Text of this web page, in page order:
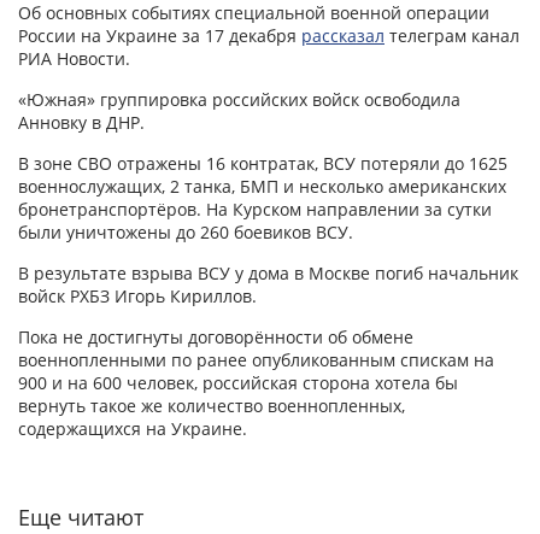
Об основных событиях специальной военной операции
России на Украине за 17 декабря рассказал телеграм канал
РИА Новости.
«Южная» группировка российских войск освободила
Анновку в ДНР.
В зоне СВО отражены 16 контратак, ВСУ потеряли до 1625
военнослужащих, 2 танка, БМП и несколько американских
бронетранспортёров. На Курском направлении за сутки
были уничтожены до 260 боевиков ВСУ.
В результате взрыва ВСУ у дома в Москве погиб начальник
войск РХБЗ Игорь Кириллов.
Пока не достигнуты договорённости об обмене
военнопленными по ранее опубликованным спискам на
900 и на 600 человек, российская сторона хотела бы
вернуть такое же количество военнопленных,
содержащихся на Украине.
Еще читают